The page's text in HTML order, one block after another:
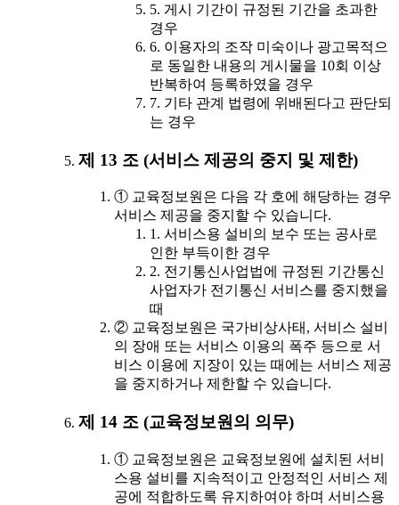
5. 게시 기간이 규정된 기간을 초과한
경우
6. 이용자의 조작 미숙이나 광고목적으
로 동일한 내용의 게시물을 10회 이상
반복하여 등록하였을 경우
7. 기타 관계 법령에 위배된다고 판단되
는 경우
제 13 조 (서비스 제공의 중지 및 제한)
① 교육정보원은 다음 각 호에 해당하는 경우
서비스 제공을 중지할 수 있습니다.
1. 서비스용 설비의 보수 또는 공사로
인한 부득이한 경우
2. 전기통신사업법에 규정된 기간통신
사업자가 전기통신 서비스를 중지했을
때
② 교육정보원은 국가비상사태, 서비스 설비
의 장애 또는 서비스 이용의 폭주 등으로 서
비스 이용에 지장이 있는 때에는 서비스 제공
을 중지하거나 제한할 수 있습니다.
제 14 조 (교육정보원의 의무)
① 교육정보원은 교육정보원에 설치된 서비
스용 설비를 지속적이고 안정적인 서비스 제
공에 적합하도록 유지하여야 하며 서비스용